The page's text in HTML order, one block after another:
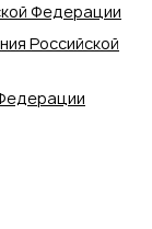
Федерации
Российской